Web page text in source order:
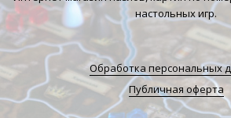
настольных игр.
Обработка персональных
Публичная оферта